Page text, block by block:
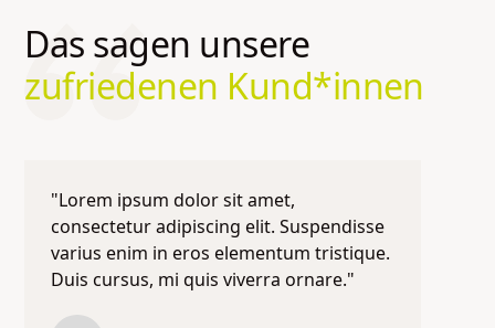
Das sagen unsere
zufriedenen Kund*innen
"Lorem ipsum dolor sit amet,
consectetur adipiscing elit. Suspendisse
varius enim in eros elementum tristique.
Duis cursus, mi quis viverra ornare."